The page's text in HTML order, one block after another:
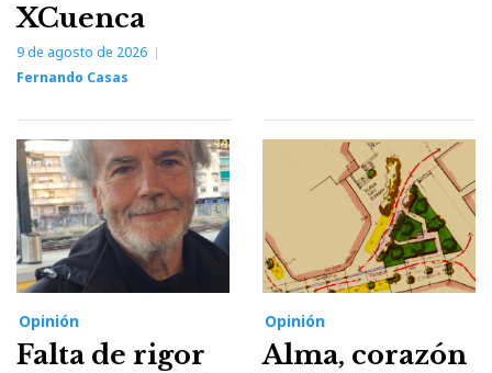
XCuenca
9 de agosto de 2026
Fernando Casas
Opinión
Falta de rigor
Opinión
Alma, corazón